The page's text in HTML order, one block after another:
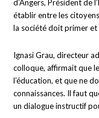
d’Angers, Président de
établir entre les
la société doit primer et
Ignasi Grau, directeur
colloque, affirmait que
l’éducation, et que ne
connaissances. Il faut
un dialogue instructif